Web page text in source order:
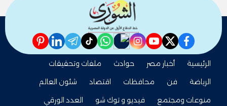
facebook
twitter
youtube
instagram
nabd
whatsapp
tiktok
telegram
linkedin
pinterest
الرئيسية أخبار مصر حوادث
ملفات وتحقيقات
الرياضة
فن محافظات اقتصاد
شئون العالم
منوعات ومجتمع
فيديو و توك شو العدد الورقي